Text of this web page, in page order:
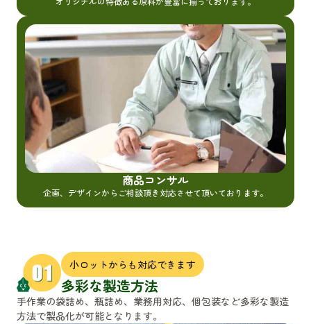
商品コンサル
企画、デザインからご相談頂き対応させて頂いております。
小ロットからも対応できます
多彩な製造方法
手作業の袋詰め、瓶詰め、業務用対応、個包装など多彩な製造
方法で製品化が可能となります。